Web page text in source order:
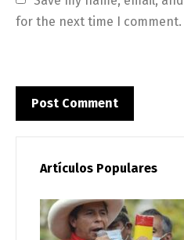
for the next time I comment.
Artículos Populares